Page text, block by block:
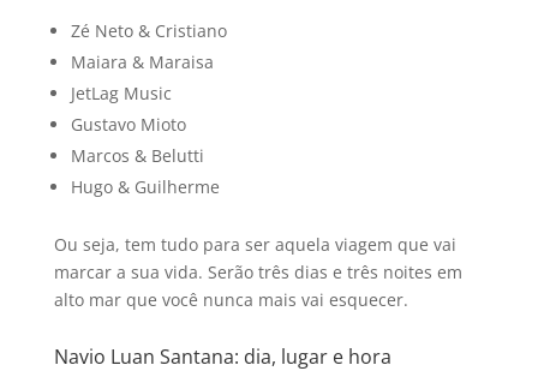
Zé Neto & Cristiano
Maiara & Maraisa
JetLag Music
Gustavo Mioto
Marcos & Belutti
Hugo & Guilherme
Ou seja, tem tudo para ser aquela viagem que vai
marcar a sua vida. Serão três dias e três noites em
alto mar que você nunca mais vai esquecer.
Navio Luan Santana: dia, lugar e hora